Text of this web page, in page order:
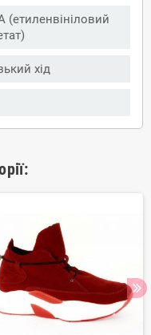
(етиленвініловий
хід